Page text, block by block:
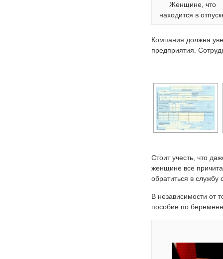
Женщине, что
находится в
Компания должна
предприятия.
Стоит учесть, что
женщине все
обратиться в
В независимости от
пособие по